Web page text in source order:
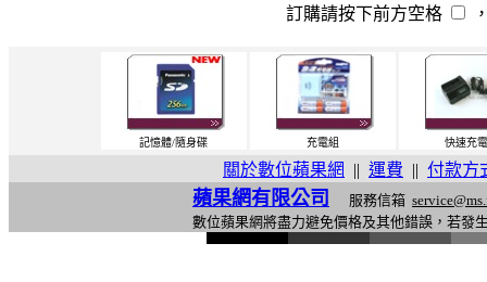
訂購請按下前方空格
記憶體/隨身碟 充電組 快速充
關於數位蘋果網 || 運費 || 付款方
蘋果網有限公司 服務信箱
數位蘋果網將盡力避免價格及其他錯誤，若發